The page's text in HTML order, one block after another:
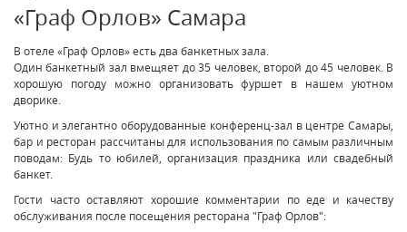
«Граф Орлов» Самара
В отеле «Граф Орлов» есть два банкетных зала.
Один банкетный зал вмещяет до 35 человек, второй до 45 человек. В
хорошую погоду можно организовать фуршет в нашем уютном
дворике.
Уютно и элегантно оборудованные конференц-зал в центре Самары,
бар и ресторан рассчитаны для использования по самым различным
поводам: Будь то юбилей, организация праздника или свадебный
банкет.
Гости часто оставляют хорошие комментарии по еде и качеству
обслуживания после посещения ресторана "Граф Орлов":